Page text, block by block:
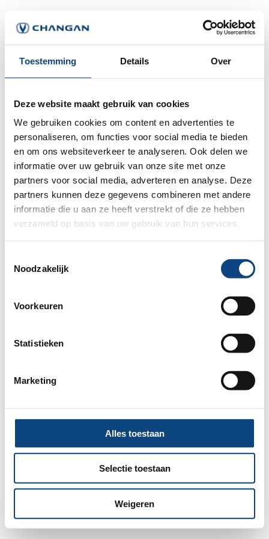
Toestemming Details Over
Deze website maakt gebruik van cookies
We gebruiken cookies om content en advertenties te
personaliseren, om functies voor social media te bieden
en om ons websiteverkeer te analyseren. Ook delen we
informatie over uw gebruik van onze site met onze
partners voor social media, adverteren en analyse. Deze
partners kunnen deze gegevens combineren met andere
informatie die u aan ze heeft verstrekt of die ze hebben
verzameld op basis van uw gebruik van hun services.
Noodzakelijk
Voorkeuren
Statistieken
Marketing
Alles toestaan
Selectie toestaan
Weigeren
loadingwww.changan.nl
for more